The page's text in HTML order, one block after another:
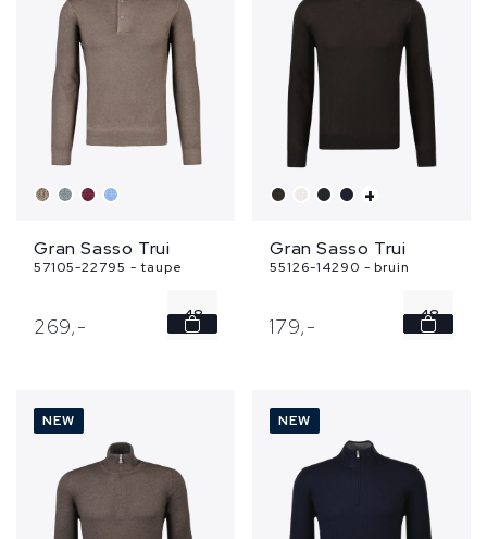
56 56
Gran Sasso Trui
57105-22795 - taupe
269,- 48
56
+
Gran Sasso Trui
55126-14290 - bruin
179,- 48
54
56
NEW NEW